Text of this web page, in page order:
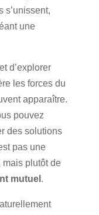
s’unissent,
une
d’explorer
les forces du
apparaître.
pouvez
des solutions
pas une
plutôt de
mutuel .